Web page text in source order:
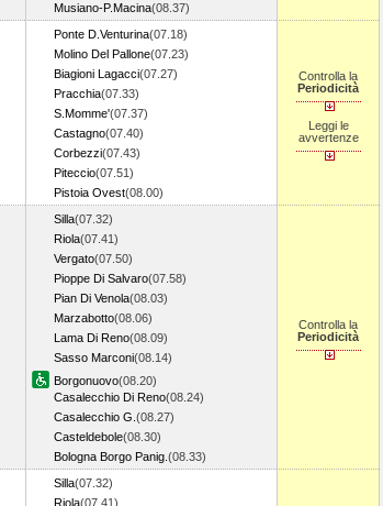
Musiano-P.Macina(08.37)
Ponte D.Venturina(07.18)
Molino Del Pallone(07.23)
Biagioni Lagacci(07.27)
Pracchia(07.33)
S.Momme'(07.37)
Castagno(07.40)
Corbezzi(07.43)
Piteccio(07.51)
Pistoia Ovest(08.00)
Controlla la
Periodicità
Leggi le
avvertenze
Silla(07.32)
Riola(07.41)
Vergato(07.50)
Pioppe Di Salvaro(07.58)
Pian Di Venola(08.03)
Marzabotto(08.06)
Lama Di Reno(08.09)
Sasso Marconi(08.14)
Borgonuovo(08.20)
Casalecchio Di Reno(08.24)
Casalecchio G. (08.27)
Casteldebole(08.30)
Bologna Borgo Panig. (08.33)
Controlla la
Periodicità
Silla(07.32)
Riola(07.41)